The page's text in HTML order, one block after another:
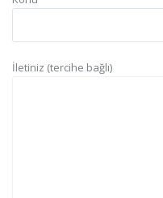
İletiniz (tercihe bağlı)